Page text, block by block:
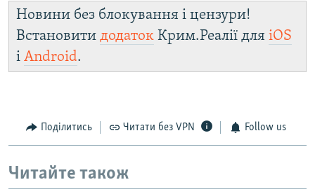
Новини без блокування і цензури!
Встановити додаток Крим.Реалії для iOS
і Android.
Поділитись Читати без VPN Follow us
Читайте також